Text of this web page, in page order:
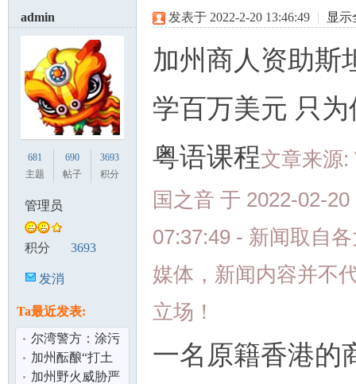
admin
681
主题
690
帖子
3693
积分
管理员
积分 3693
发消
Ta最近发表:
尔湾警方：涂污
13辆特斯拉男子
落网
加州酝酿“打土
豪” 资产5%“充
加州野火威胁严
发表于 2022-2-20 13:46:49 | 显示
加州商人资助斯
学百万美元 只为
粤语课程文章来源:
国之音 于 2022-02-20
07:37:49 - 新闻取自
媒体，新闻内容并不
立场！
一名原籍香港的